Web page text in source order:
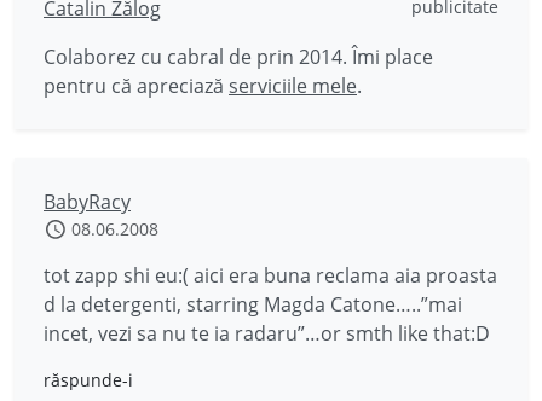
Catalin Zălog publicitate
Colaborez cu cabral de prin 2014. Îmi place
pentru că apreciază serviciile mele.
BabyRacy
08.06.2008
tot zapp shi eu:( aici era buna reclama aia proasta
d la detergenti, starring Magda Catone…..”mai
incet, vezi sa nu te ia radaru”…or smth like that:D
răspunde-i